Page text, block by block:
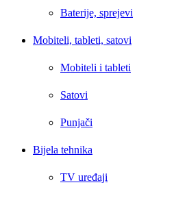
Baterije, sprejevi
Mobiteli, tableti, satovi
Mobiteli i tableti
Satovi
Punjači
Bijela tehnika
TV uređaji